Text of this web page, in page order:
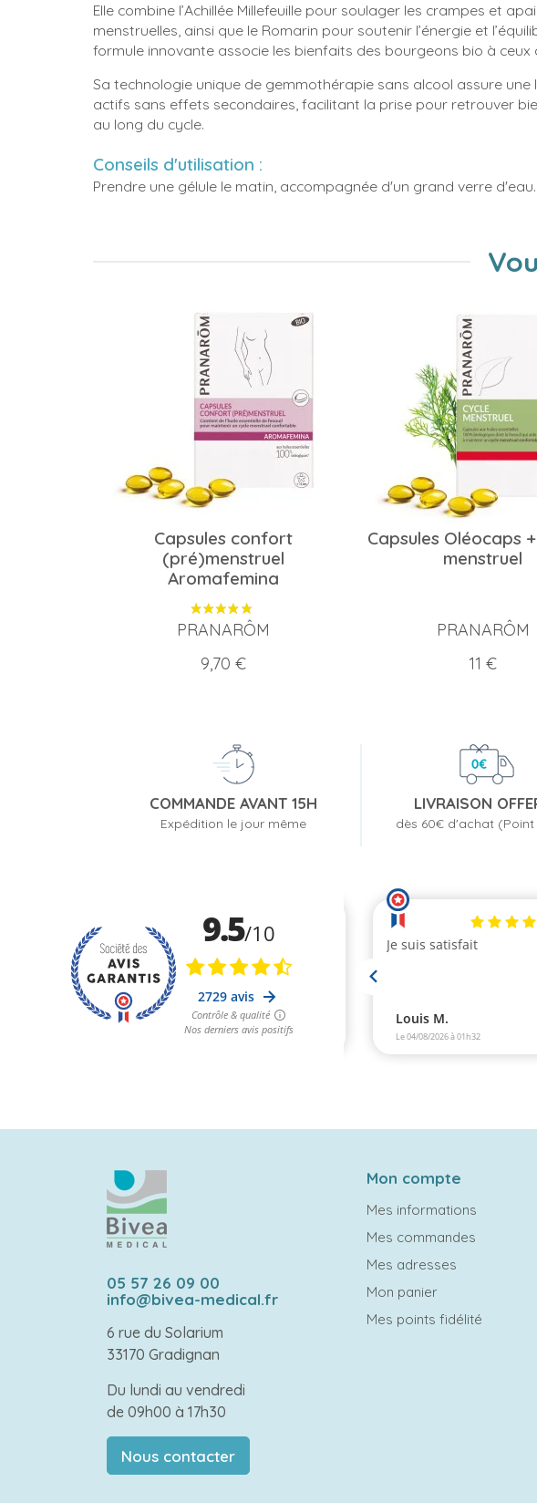
Elle combine l’Achillée Millefeuille pour soulager les crampes et
menstruelles, ainsi que le Romarin pour soutenir l’énergie et
formule innovante associe les bienfaits des bourgeons bio à ceux
Sa technologie unique de gemmothérapie sans alcool assure
actifs sans effets secondaires, facilitant la prise pour retrouver
au long du cycle.
Conseils d'utilisation :
Prendre une gélule le matin, accompagnée d'un grand verre d'eau.
Capsules confort
(pré)menstruel
Aromafemina
PRANARÔM
Prix
9,70 €
Capsules Oléocaps
menstruel
PRANARÔM
Prix
11 €
COMMANDE AVANT 15H
Expédition le jour même
LIVRAISON
dès 60€ d'achat (Point
05 57 26 09 00
info@bivea-medical.fr
6 rue du Solarium
33170 Gradignan
Du lundi au vendredi
de 09h00 à 17h30
Nous contacter
Mon compte
Mes informations
Mes commandes
Mes adresses
Mon panier
Mes points fidélité